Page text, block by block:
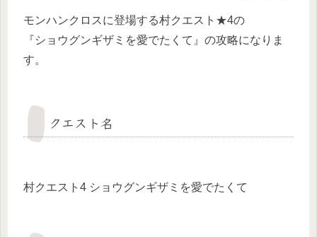
モンハンクロスに登場する村クエスト★4の
『ショウグンギザミを愛でたくて』の攻略になりま
す。
クエスト名
村クエスト4 ショウグンギザミを愛でたくて